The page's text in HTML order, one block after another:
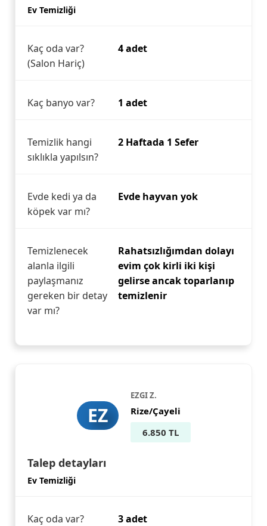
Ev Temizliği
Kaç oda var?
(Salon Hariç)
4 adet
Kaç banyo var? 1 adet
Temizlik hangi
sıklıkla yapılsın?
2 Haftada 1 Sefer
Evde kedi ya da
köpek var mı?
Evde hayvan yok
Temizlenecek
alanla ilgili
paylaşmanız
gereken bir detay
var mı?
Rahatsızlığımdan dolayı
evim çok kirli iki kişi
gelirse ancak toparlanıp
temizlenir
EZ
EZGI Z.
Rize/Çayeli
6.850 TL
Talep detayları
Ev Temizliği
Kaç oda var?
3 adet